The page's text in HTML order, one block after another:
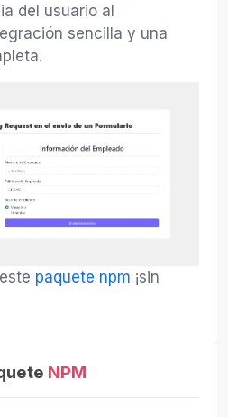
del usuario al
sencilla y una
paquete npm ¡sin
NPM